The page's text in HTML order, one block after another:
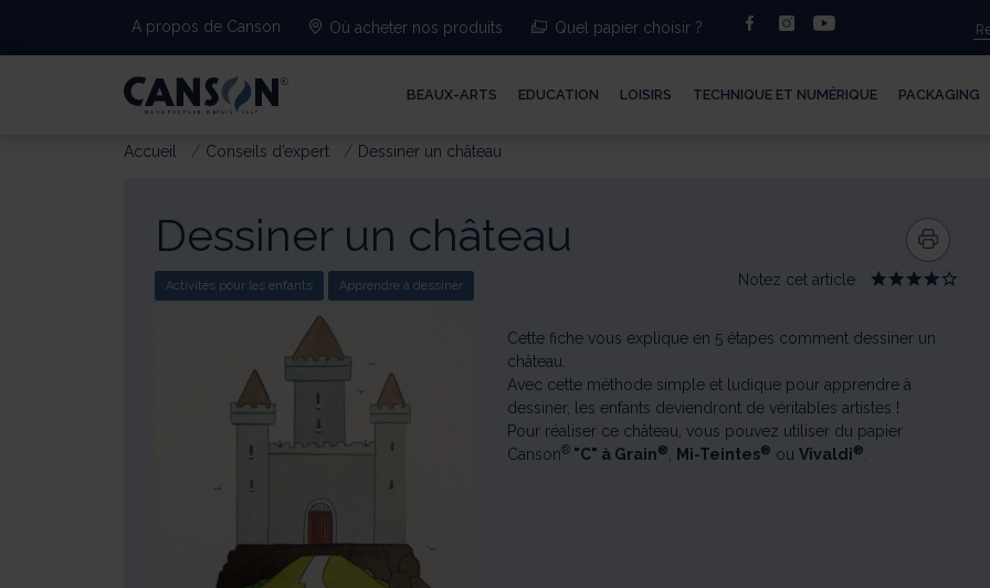
A propos de Canson Où acheter nos produits Quel papier choisir ? facebookinstagram
BEAUX-ARTS EDUCATION LOISIRS TECHNIQUE ET NUMÉRIQUE PACKAGING
Accueil Conseils d’expert Dessiner un château
Dessiner un château
Activités pour les enfants Apprendre à dessiner Notez cet article
Give
château
Give
château
Give
château
Give
château
Give
Cette fiche vous explique en 5 étapes comment dessiner un
château.
Avec cette méthode simple et ludique pour apprendre à
dessiner, les enfants deviendront de véritables artistes !
Pour réaliser ce château, vous pouvez utiliser du papier
Canson® "C" à Grain®, Mi-Teintes® ouVivaldi®.